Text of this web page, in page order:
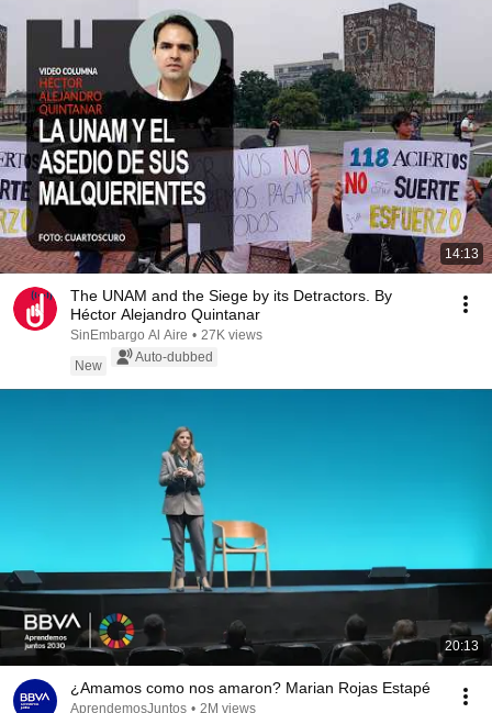
14:13
The UNAM and the Siege by its Detractors. By
Héctor Alejandro Quintanar
SinEmbargo Al Aire • 27K views
New
Auto-dubbed
20:13
¿Amamos como nos amaron? Marian Rojas Estapé
AprendemosJuntos • 2M views